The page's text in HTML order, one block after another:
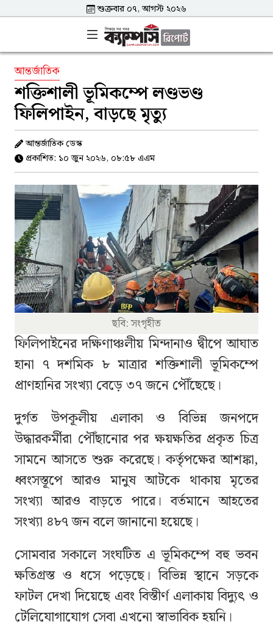
শুক্রবার ০৭, আগস্ট ২০২৬
আন্তর্জাতিক
শক্তিশালী ভূমিকম্পে লণ্ডভণ্ড
ফিলিপাইন, বাড়ছে মৃত্যু
আন্তর্জাতিক ডেস্ক
প্রকাশিত: ১০ জুন ২০২৬, ০৮:৫৮ এএম
ছবি: সংগৃহীত
ফিলিপাইনের দক্ষিণাঞ্চলীয় মিন্দানাও দ্বীপে আঘাত
হানা ৭ দশমিক ৮ মাত্রার শক্তিশালী ভূমিকম্পে
প্রাণহানির সংখ্যা বেড়ে ৩৭ জনে পৌঁছেছে।
দুর্গত উপকূলীয় এলাকা ও বিভিন্ন জনপদে
উদ্ধারকর্মীরা পৌঁছানোর পর ক্ষয়ক্ষতির প্রকৃত চিত্র
সামনে আসতে শুরু করেছে। কর্তৃপক্ষের আশঙ্কা,
ধ্বংসস্তূপে আরও মানুষ আটকে থাকায় মৃতের
সংখ্যা আরও বাড়তে পারে। বর্তমানে আহতের
সংখ্যা ৪৮৭ জন বলে জানানো হয়েছে।
সোমবার সকালে সংঘটিত এ ভূমিকম্পে বহু ভবন
ক্ষতিগ্রস্ত ও ধসে পড়েছে। বিভিন্ন স্থানে সড়কে
ফাটল দেখা দিয়েছে এবং বিস্তীর্ণ এলাকায় বিদ্যুৎ ও
টেলিযোগাযোগ সেবা এখনো স্বাভাবিক হয়নি।